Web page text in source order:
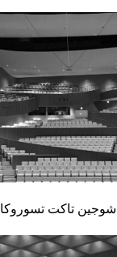
شوجين تاكت تسوروكا